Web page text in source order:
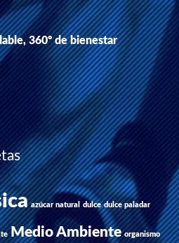
360º de bienestar
azúcar natural dulce dulce paladar
Medio Ambiente organismo